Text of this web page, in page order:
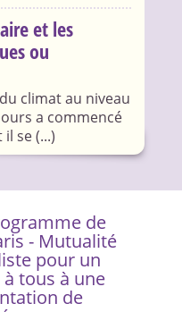
et les
ou
climat au niveau
a commencé
se (...)
de
- Mutualité
pour un
à tous à une
de